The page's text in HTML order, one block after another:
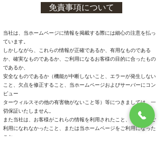
免責事項について
当社は、当ホームページに情報を掲載する際には細心の注意を払っ
ています。
しかしながら、これらの情報が正確であるか、有用なものである
か、確実なものであるか、ご利用になるお客様の目的に合ったもの
であるか、
安全なものであるか（機能が中断しないこと、エラーが発生しない
こと、欠点を修正すること、当ホームページおよびサーバーにコン
ピュー
ターウィルスその他の有害物がないこと等）等につきましては、一
切保証いたしません。
また当社は、お客様がこれらの情報を利用されたこと、もしくはご
利用になれなかったこと、または当ホームページをご利用になった
こと